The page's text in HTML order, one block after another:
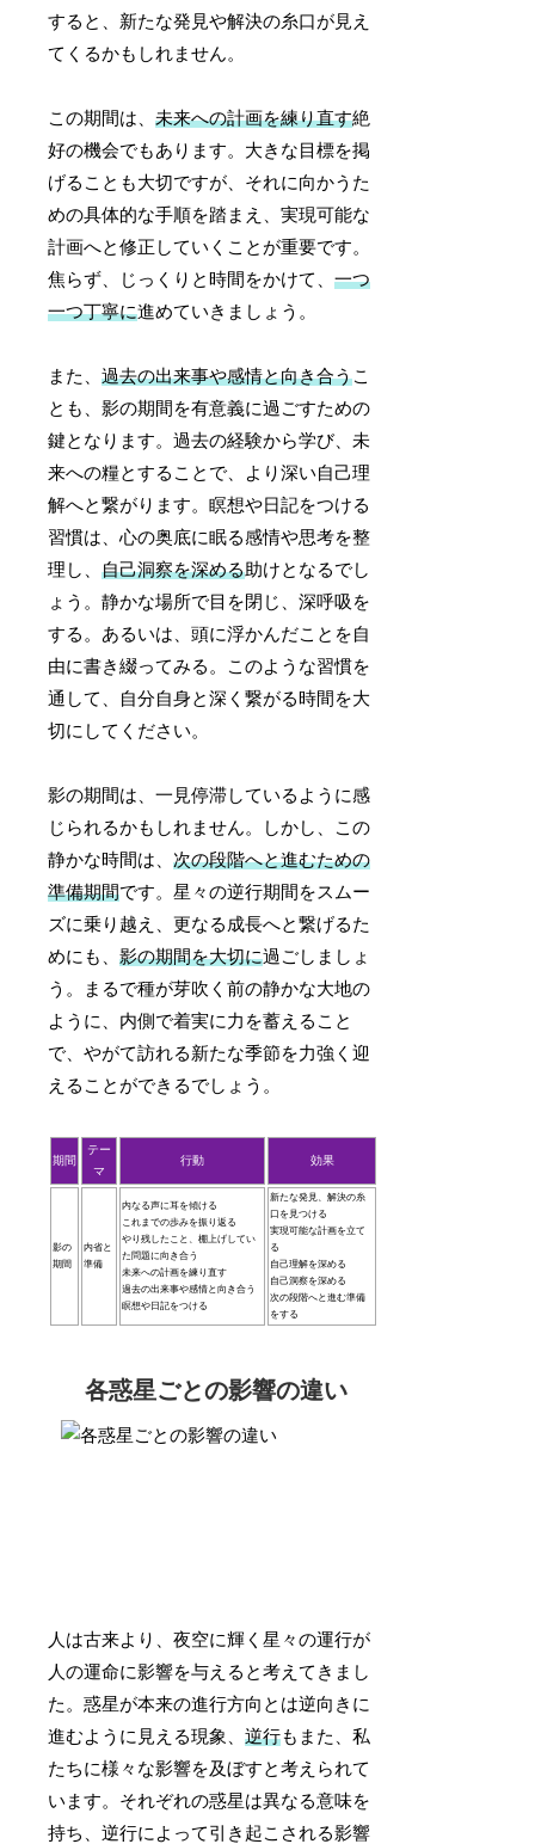
すると、新たな発見や解決の糸口が見え
てくるかもしれません。
この期間は、未来への計画を練り直す絶
好の機会でもあります。大きな目標を掲
げることも大切ですが、それに向かうた
めの具体的な手順を踏まえ、実現可能な
計画へと修正していくことが重要です。
焦らず、じっくりと時間をかけて、一つ
一つ丁寧に進めていきましょう。
また、過去の出来事や感情と向き合うこ
とも、影の期間を有意義に過ごすための
鍵となります。過去の経験から学び、未
来への糧とすることで、より深い自己理
解へと繋がります。瞑想や日記をつける
習慣は、心の奥底に眠る感情や思考を整
理し、自己洞察を深める助けとなるでし
ょう。静かな場所で目を閉じ、深呼吸を
する。あるいは、頭に浮かんだことを自
由に書き綴ってみる。このような習慣を
通して、自分自身と深く繋がる時間を大
切にしてください。
影の期間は、一見停滞しているように感
じられるかもしれません。しかし、この
静かな時間は、次の段階へと進むための
準備期間です。星々の逆行期間をスムー
ズに乗り越え、更なる成長へと繋げるた
めにも、影の期間を大切に過ごしましょ
う。まるで種が芽吹く前の静かな大地の
ように、内側で着実に力を蓄えること
で、やがて訪れる新たな季節を力強く迎
えることができるでしょう。
期間
テー
マ
行動 効果
影の
期間
内省と
準備
内なる声に耳を傾ける
これまでの歩みを振り返る
やり残したこと、棚上げしてい
た問題に向き合う
未来への計画を練り直す
過去の出来事や感情と向き合う
瞑想や日記をつける
新たな発見、解決の糸
口を見つける
実現可能な計画を立て
る
自己理解を深める
自己洞察を深める
次の段階へと進む準備
をする
各惑星ごとの影響の違い
人は古来より、夜空に輝く星々の運行が
人の運命に影響を与えると考えてきまし
た。惑星が本来の進行方向とは逆向きに
進むように見える現象、逆行もまた、私
たちに様々な影響を及ぼすと考えられて
います。それぞれの惑星は異なる意味を
持ち、逆行によって引き起こされる影響